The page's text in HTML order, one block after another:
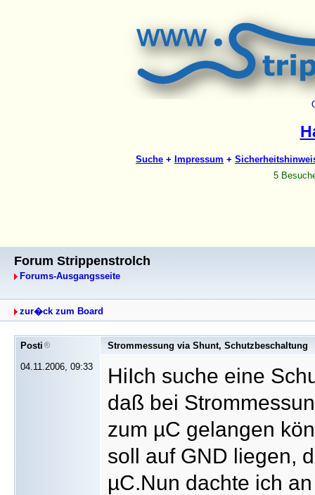
Forum Strippenstrolch
Forums-Ausgangsseite
zur�ck zum Board
Posti
04.11.2006, 09:33
Strommessung via Shunt, Schutzbeschaltung
HiIch suche eine
daß bei
zum µC gelangen
soll auf GND liegen,
µC.Nun dachte ich